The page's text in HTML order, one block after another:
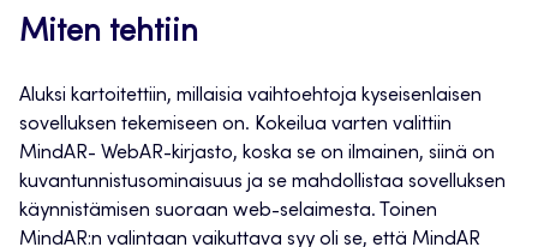
Miten tehtiin
Aluksi kartoitettiin, millaisia vaihtoehtoja kyseisenlaisen
sovelluksen tekemiseen on. Kokeilua varten valittiin
MindAR- WebAR-kirjasto, koska se on ilmainen, siinä on
kuvantunnistusominaisuus ja se mahdollistaa sovelluksen
käynnistämisen suoraan web-selaimesta. Toinen
MindAR:n valintaan vaikuttava syy oli se, että MindAR